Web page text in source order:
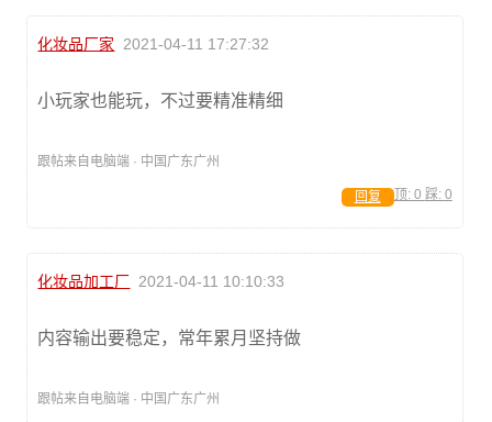
化妆品厂家 2021-04-11 17:27:32
小玩家也能玩，不过要精准精细
跟帖来自电脑端 · 中国广东广州
顶: 0 踩: 0
回复
化妆品加工厂 2021-04-11 10:10:33
内容输出要稳定，常年累月坚持做
跟帖来自电脑端 · 中国广东广州